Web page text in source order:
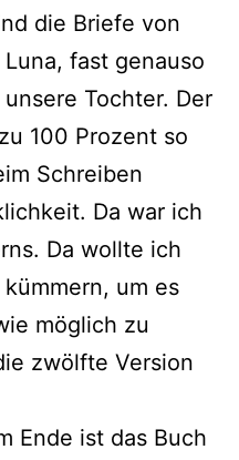
die Briefe von
fast genauso
Tochter. Der
100 Prozent so
Schreiben
Da war ich
Da wollte ich
um es
möglich zu
zwölfte Version
Ende ist das Buch